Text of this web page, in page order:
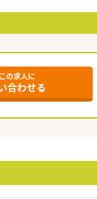
この求人に
合わせる